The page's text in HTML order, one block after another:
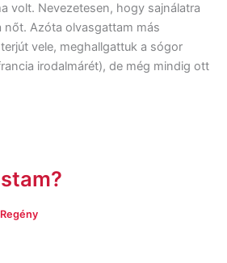
volt. Nevezetesen, hogy sajnálatra
nőt. Azóta olvasgattam más
vele, meghallgattuk a sógor
irodalmárét), de még mindig ott
Regény